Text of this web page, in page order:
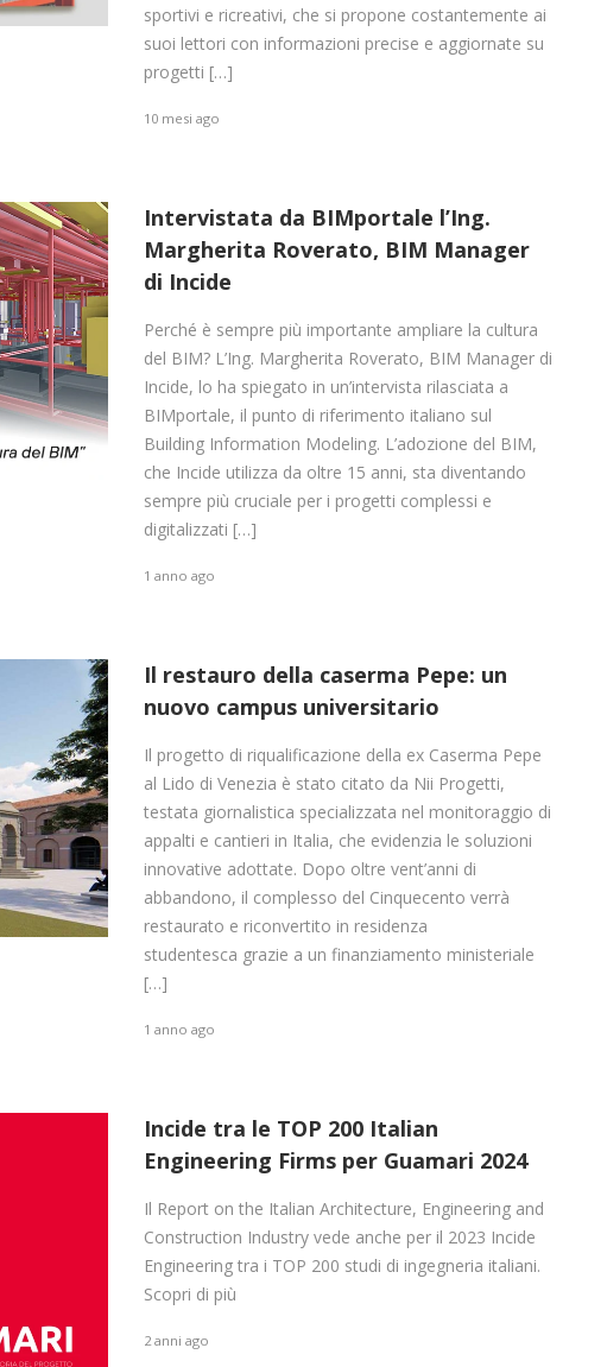
sportivi e ricreativi, che si propone costantemente ai
suoi lettori con informazioni precise e aggiornate su
progetti […]
10 mesi ago
Intervistata da BIMportale l’Ing.
Margherita Roverato, BIM Manager
di Incide
Perché è sempre più importante ampliare la cultura
del BIM? L’Ing. Margherita Roverato, BIM Manager di
Incide, lo ha spiegato in un’intervista rilasciata a
BIMportale, il punto di riferimento italiano sul
Building Information Modeling. L’adozione del BIM,
che Incide utilizza da oltre 15 anni, sta diventando
sempre più cruciale per i progetti complessi e
digitalizzati […]
1 anno ago
Il restauro della caserma Pepe: un
nuovo campus universitario
Il progetto di riqualificazione della ex Caserma Pepe
al Lido di Venezia è stato citato da Nii Progetti,
testata giornalistica specializzata nel monitoraggio di
appalti e cantieri in Italia, che evidenzia le soluzioni
innovative adottate. Dopo oltre vent’anni di
abbandono, il complesso del Cinquecento verrà
restaurato e riconvertito in residenza
studentesca grazie a un finanziamento ministeriale
[…]
1 anno ago
Incide tra le TOP 200 Italian
Engineering Firms per Guamari 2024
Il Report on the Italian Architecture, Engineering and
Construction Industry vede anche per il 2023 Incide
Engineering tra i TOP 200 studi di ingegneria italiani.
Scopri di più
2 anni ago